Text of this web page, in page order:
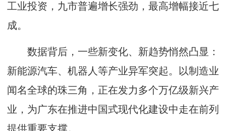
工业投资，九市普遍增长强劲，最高增幅接近七
成。
数据背后，一些新变化、新趋势悄然凸显：
新能源汽车、机器人等产业异军突起。以制造业
闻名全球的珠三角，正在发力多个万亿级新兴产
业，为广东在推进中国式现代化建设中走在前列
提供重要支撑。